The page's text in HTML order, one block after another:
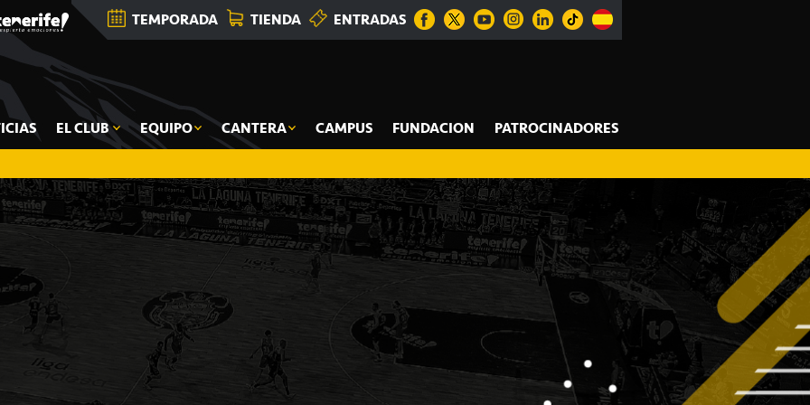
TEMPORADA TIENDA ENTRADAS
EL CLUB EQUIPO CANTERA CAMPUS FUNDACION PATROCINADORES